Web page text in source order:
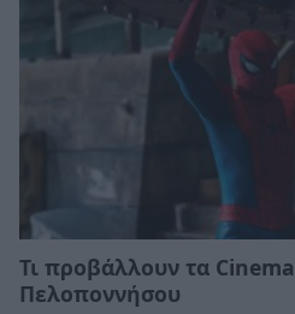
Τι προβάλλουν τα
Πελοποννήσου